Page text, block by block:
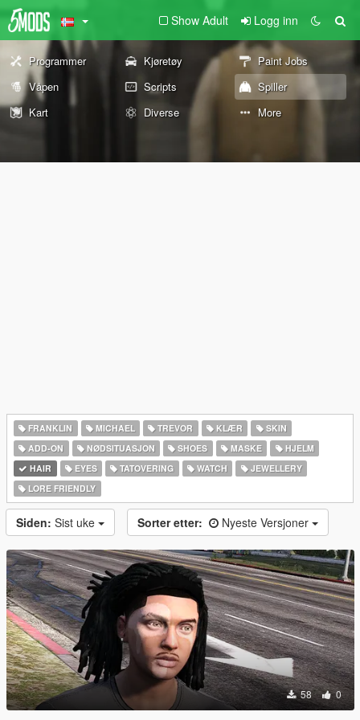
Show Adult Logg inn
Programmer Kjøretøy
Paint Jobs
Våpen
Scripts
Spiller
Kart
Diverse More
FRANKLIN MICHAEL TREVOR KLÆR
SKIN
ADD-ON
NØDSITUASJON SHOES MASKE
HJELM
HAIR
EYES TATOVERING WATCH
JEWELLERY
LORE FRIENDLY
Siden: Sist uke Sorter etter: Nyeste Versjoner
58 0